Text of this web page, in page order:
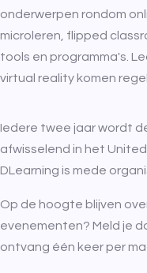
onderwerpen rondom
microleren, flipped
tools en programma's.
virtual reality komen
Iedere twee jaar wordt
afwisselend in het
DLearning is mede
Op de hoogte blijven
evenementen? Meld je
ontvang één keer per